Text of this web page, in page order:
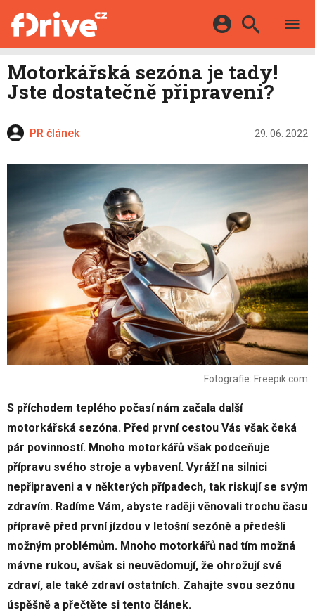
KATALOG
MAPA STANIC
VIDEA
HYBRIDY
E-MOTORSPORT
SERIÁLY
Facebook Google
Twitter Microsoft
Motorkářská sezóna je tady!
Jste dostatečně připraveni?
PR článek 29. 06. 2022
Fotografie: Freepik.com
S příchodem teplého počasí nám začala další
motorkářská sezóna. Před první cestou Vás však čeká
pár povinností. Mnoho motorkářů však podceňuje
přípravu svého stroje a vybavení. Vyráží na silnici
nepřipraveni a v některých případech, tak riskují se svým
zdravím. Radíme Vám, abyste raději věnovali trochu času
přípravě před první jízdou v letošní sezóně a předešli
možným problémům. Mnoho motorkářů nad tím možná
mávne rukou, avšak si neuvědomují, že ohrožují své
zdraví, ale také zdraví ostatních. Zahajte svou sezónu
úspěšně a přečtěte si tento článek.